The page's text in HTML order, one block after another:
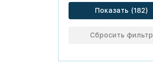
Показать
Сбросить фильтр